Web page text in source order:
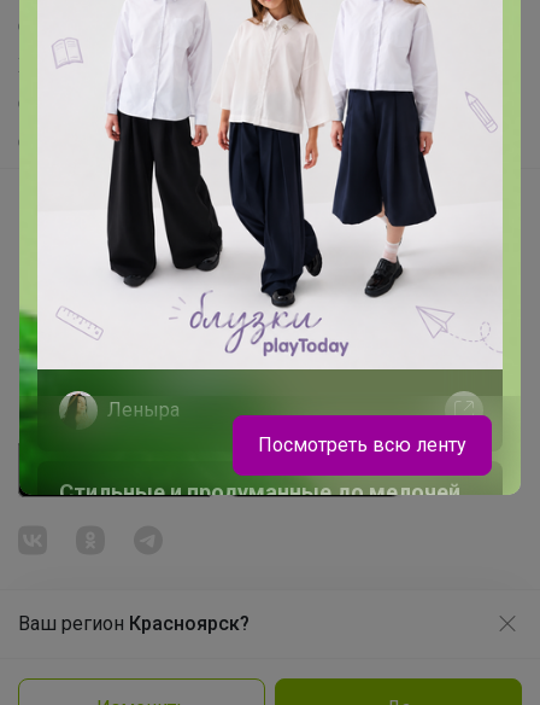
Ваш регион Красноярск?
Самое выгодное
Хиты продаж
Самое желанное
Самое быстрое
Начать зарабатывать с 24-ok
Picabox.ru - Лучшее место для ваших изображений
Розыгрыш - Генератор случайных чисел
Пульс нашего маркетплейса
Укорачиватель ссылок
Политика конфиденциальности
Леныра
Стильные и продуманные до мелочей
Посмотреть всю ленту
Продолжая использовать этот сайт и нажимая кнопку